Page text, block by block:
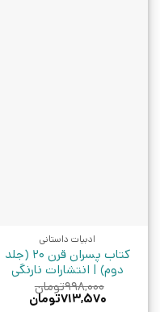
ادبیات داستانی
کتاب پسران قرن 20 (جلد
دوم) | انتشارات نارنگی
۹۹۸,۰۰۰تومان
قیمت
۷۱۳,۵۷۰تومان